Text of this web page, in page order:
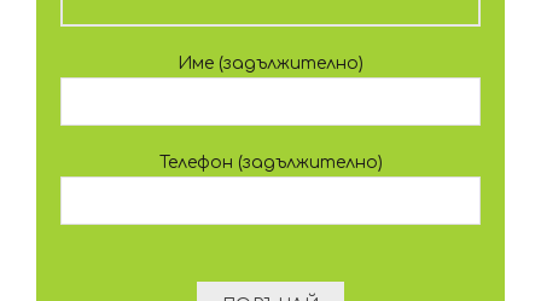
Име (задължително)
Телефон (задължително)